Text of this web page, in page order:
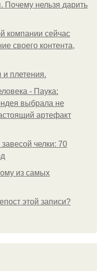
Почему нельзя дарить
компании сейчас
своего контента,
и плетения.
- Паука:
выбрала не
артефакт
челки: 70
из самых
этой записи?